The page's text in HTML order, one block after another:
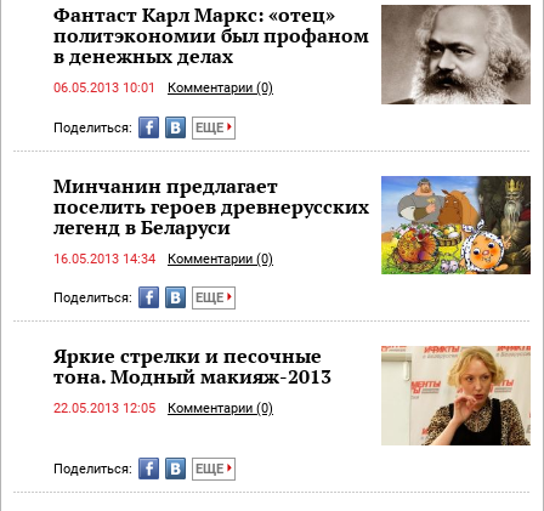
Фантаст Карл Маркс: «отец»
политэкономии был профаном
в денежных делах
06.05.2013 10:01 Комментарии (0)
Поделиться: ЕЩЕ
Минчанин предлагает
поселить героев древнерусских
легенд в Беларуси
16.05.2013 14:34 Комментарии (0)
Поделиться: ЕЩЕ
Яркие стрелки и песочные
тона. Модный макияж-2013
22.05.2013 12:05 Комментарии (0)
Поделиться: ЕЩЕ